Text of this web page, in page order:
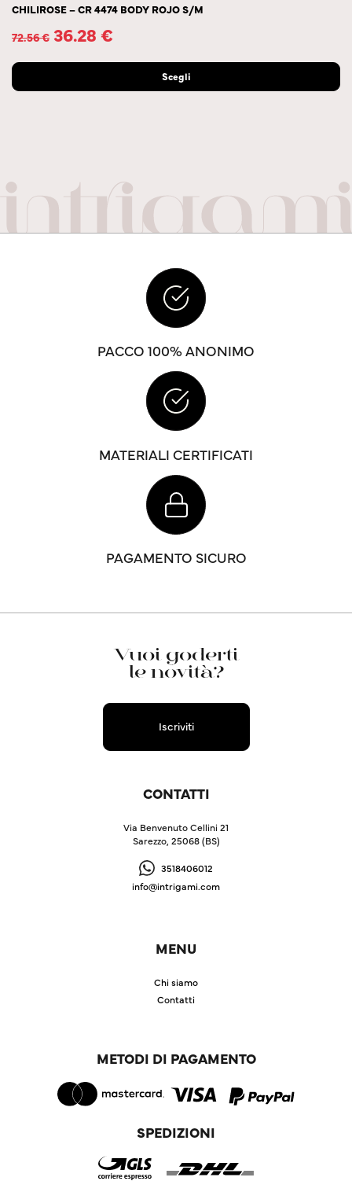
CHILIROSE – CR 4474 BODY ROJO S/M
72.56€ 36.28 €
Scegli
PACCO 100% ANONIMO
MATERIALI CERTIFICATI
PAGAMENTO SICURO
Vuoi goderti
le novità?
Iscriviti
CONTATTI
Via Benvenuto Cellini 21
Sarezzo, 25068 (BS)
3518406012
info@intrigami.com
MENU
Chi siamo
Contatti
METODI DI PAGAMENTO
SPEDIZIONI